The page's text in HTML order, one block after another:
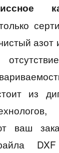
азот
из
ваш